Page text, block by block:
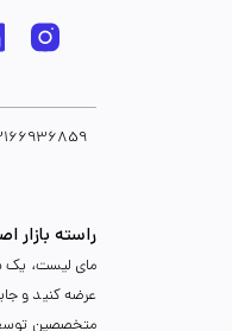
راسته بازار
مای لیست، یک
عرضه کنید و
متخصصین توسعه